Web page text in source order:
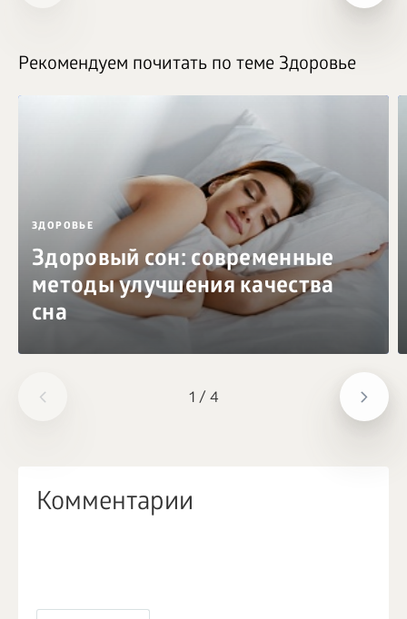
1 / 4
Рекомендуем почитать по теме Здоровье
ЗДОРОВЬЕ
Здоровый сон: современные
методы улучшения качества
сна
Комментарии